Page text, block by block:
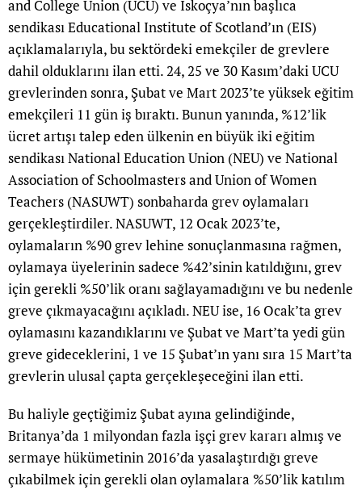
and College Union (UCU) ve İskoçya’nın başlıca
sendikası Educational Institute of Scotland’ın (EIS)
açıklamalarıyla, bu sektördeki emekçiler de grevlere
dahil olduklarını ilan etti. 24, 25 ve 30 Kasım’daki UCU
grevlerinden sonra, Şubat ve Mart 2023’te yüksek eğitim
emekçileri 11 gün iş bıraktı. Bunun yanında, %12’lik
ücret artışı talep eden ülkenin en büyük iki eğitim
sendikası National Education Union (NEU) ve National
Association of Schoolmasters and Union of Women
Teachers (NASUWT) sonbaharda grev oylamaları
gerçekleştirdiler. NASUWT, 12 Ocak 2023’te,
oylamaların %90 grev lehine sonuçlanmasına rağmen,
oylamaya üyelerinin sadece %42’sinin katıldığını, grev
için gerekli %50’lik oranı sağlayamadığını ve bu nedenle
greve çıkmayacağını açıkladı. NEU ise, 16 Ocak’ta grev
oylamasını kazandıklarını ve Şubat ve Mart’ta yedi gün
greve gideceklerini, 1 ve 15 Şubat’ın yanı sıra 15 Mart’ta
grevlerin ulusal çapta gerçekleşeceğini ilan etti.
Bu haliyle geçtiğimiz Şubat ayına gelindiğinde,
Britanya’da 1 milyondan fazla işçi grev kararı almış ve
sermaye hükümetinin 2016’da yasalaştırdığı greve
çıkabilmek için gerekli olan oylamalara %50’lik katılım